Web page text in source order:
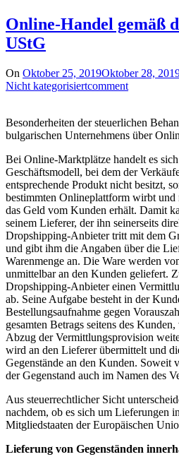
Online-Handel gemäß
UStG
On Oktober 25, 2019Oktober 28,
Nicht kategorisiertcomment
Besonderheiten der steuerlichen
bulgarischen Unternehmens über
Bei Online-Marktplätze handelt es
Geschäftsmodell, bei dem der
entsprechende Produkt nicht besitzt,
bestimmten Onlineplattform wirbt und
das Geld vom Kunden erhält. Damit
seinem Lieferer, der ihn seinerseits
Dropshipping-Anbieter tritt mit dem
und gibt ihm die Angaben über die
Warenmenge an. Die Ware werden
unmittelbar an den Kunden geliefert.
Dropshipping-Anbieter einen
ab. Seine Aufgabe besteht in der
Bestellungsaufnahme gegen
gesamten Betrags seitens des
Abzug der Vermittlungsprovision
wird an den Lieferer übermittelt und
Gegenstände an den Kunden. Soweit
der Gegenstand auch im Namen des
Aus steuerrechtlicher Sicht
nachdem, ob es sich um Lieferungen
Mitgliedstaaten der Europäischen
Lieferung von Gegenständen